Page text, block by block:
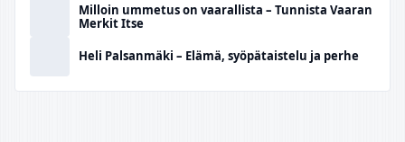
Milloin ummetus on vaarallista – Tunnista Vaaran
Merkit Itse
Heli Palsanmäki – Elämä, syöpätaistelu ja perhe